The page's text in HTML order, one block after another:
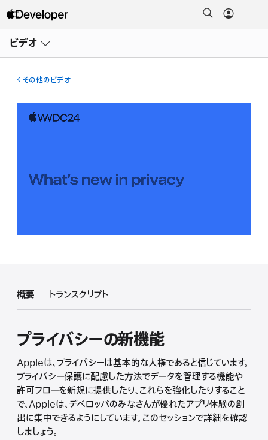
ビデオ
ー
その他のビデオ
概要 トランスクリプト
プライバシーの新機能
Appleは、プライバシーは基本的な人権であると信じています。
プライバシー保護に配慮した方法でデータを管理する機能や
許可フローを新規に提供したり、これらを強化したりすること
で、Appleは、デベロッパのみなさんが優れたアプリ体験の創
出に集中できるようにしています。このセッションで詳細を確認
しましょう。